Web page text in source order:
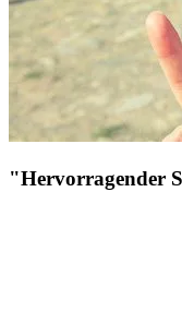
"Hervorragender